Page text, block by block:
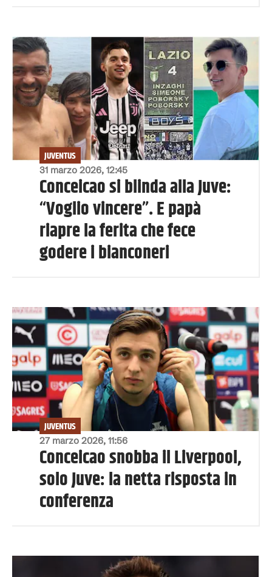
31 marzo 2026, 12:45
JUVENTUS
Conceicao si blinda alla Juve:
“Voglio vincere”. E papà
riapre la ferita che fece
godere i bianconeri
27 marzo 2026, 11:56
JUVENTUS
Conceicao snobba il Liverpool,
solo Juve: la netta risposta in
conferenza